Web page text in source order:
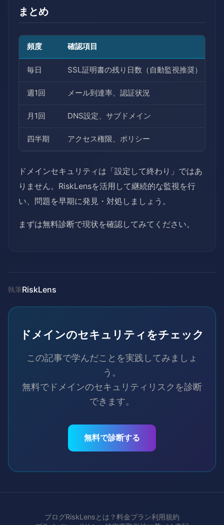
まとめ
頻度 確認項目
毎日 SSL証明書の残り日数（自動監視推奨）
週1回 メール到達率、認証状況
月1回 DNS設定、サブドメイン
四半期 アクセス権限、ポリシー
ドメインセキュリティは「設定して終わり」ではあ
りません。RiskLensを活用して継続的な監視を行
い、問題を早期に発見・対処しましょう。
まずは無料診断で現状を確認してみてください。
執筆RiskLens
ドメインのセキュリティをチェック
この記事で学んだことを実践してみましょ
う。
無料でドメインのセキュリティリスクを診断
できます。
無料で診断する
ブログRiskLensとは？ 料金プラン利用規約